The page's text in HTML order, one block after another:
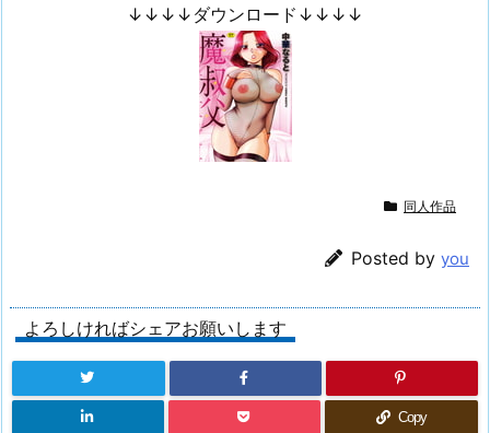
↓↓↓↓ダウンロード↓↓↓↓
同人作品
Posted by you
よろしければシェアお願いします
Copy